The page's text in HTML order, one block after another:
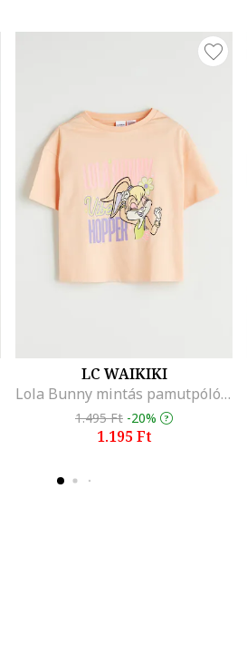
LC WAIKIKI
Lola Bunny mintás pamutpóló, Barackszín
1.495 Ft -20%
1.195 Ft